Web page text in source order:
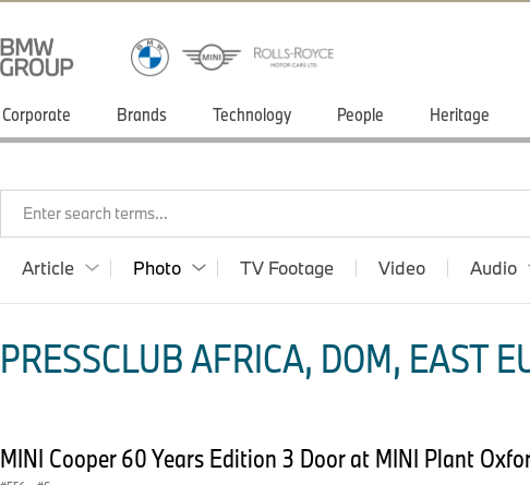
Corporate Brands Technology People Heritage
Enter search terms...
Article Photo TV Footage Video Audio
PRESSCLUB AFRICA, DOM, EAST
MINI Cooper 60 Years Edition 3 Door at MINI Plant